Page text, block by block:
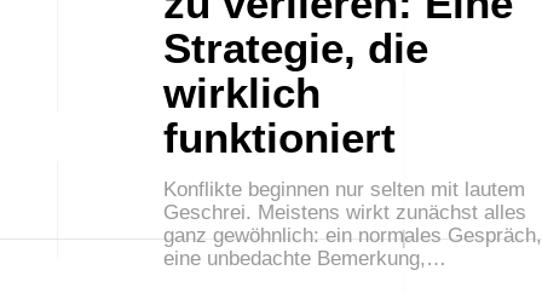
Strategie, die
wirklich
funktioniert
Konflikte beginnen nur selten mit lautem
Geschrei. Meistens wirkt zunächst alles
ganz gewöhnlich: ein normales Gespräch,
eine unbedachte Bemerkung,…